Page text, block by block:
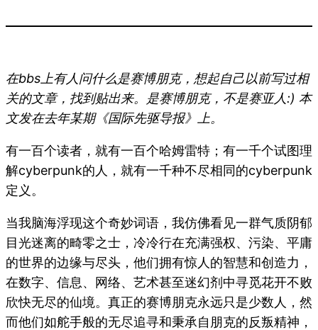
在bbs上有人问什么是赛博朋克，想起自己以前写过相
关的文章，找到贴出来。是赛博朋克，不是赛亚人:) 本
文发在去年某期《国际先驱导报》上。
有一百个读者，就有一百个哈姆雷特；有一千个试图理
解cyberpunk的人，就有一千种不尽相同的cyberpunk
定义。
当我脑海浮现这个奇妙词语，我仿佛看见一群气质阴郁
目光迷离的畸零之士，冷冷行在充满强权、污染、平庸
的世界的边缘与尽头，他们拥有惊人的智慧和创造力，
在数字、信息、网络、艺术甚至迷幻剂中寻觅花开不败
欣快无尽的仙境。真正的赛博朋克永远只是少数人，然
而他们如舵手般的无尽追寻和秉承自朋克的反叛精神，